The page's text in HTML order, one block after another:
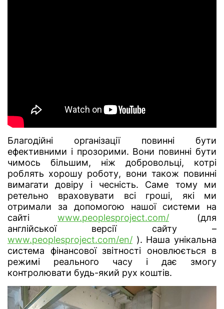
Благодійні організації повинні бути
ефективними і прозорими. Вони повинні бути
чимось більшим, ніж добровольці, котрі
роблять хорошу роботу, вони також повинні
вимагати довіру і чесність. Саме тому ми
ретельно враховувати всі гроші, які ми
отримали за допомогою нашої системи на
сайті www.peoplesproject.com/ (для
англійської версії сайту –
www.peoplesproject.com/en/ ). Наша унікальна
система фінансової звітності оновлюється в
режимі реального часу і дає змогу
контролювати будь-який рух коштів.